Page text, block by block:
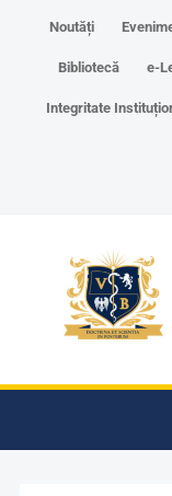
Noutăți
Bibliotecă e-
Integritate